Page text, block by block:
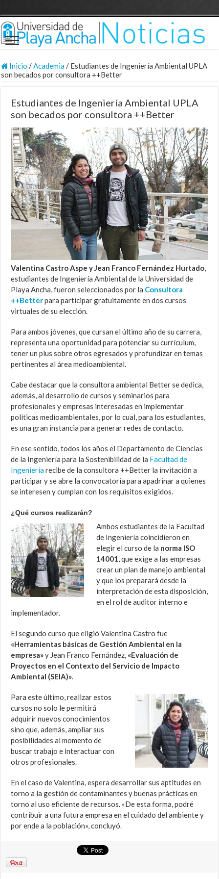
Inicio /Academia/ Estudiantes de Ingeniería Ambiental UPLA
son becados por consultora ++Better
Estudiantes de Ingeniería Ambiental UPLA
son becados por consultora ++Better
Valentina Castro Aspe y Jean Franco Fernández Hurtado
estudiantes de Ingeniería Ambiental de la Universidad de
Playa Ancha, fueron seleccionados por la Consultora
++Betterpara participar gratuitamente en dos cursos
virtuales de su elección.
Para ambos jóvenes, que cursan el último año de su carrera,
representa una oportunidad para potenciar su currículum,
tener un plus sobre otros egresados y profundizar en temas
pertinentes al área medioambiental.
Cabe destacar que la consultora ambiental Better se dedica,
además, al desarrollo de cursos y seminarios para
profesionales y empresas interesadas en implementar
políticas medioambientales, por lo cual, para los estudiantes,
es una gran instancia para generar redes de contacto.
En ese sentido, todos los años el Departamento de Ciencias
de la Ingeniería para la Sostenibilidad de la Facultad de
Ingenieríarecibe de la consultora ++Better la invitación a
participar y se abre la convocatoria para apadrinar a quienes
se interesen y cumplan con los requisitos exigidos.
¿Qué cursos realizarán?
Ambos estudiantes de la Facultad
de Ingeniería coincidieron en
elegir el curso de la norma ISO
14001 , que exige a las empresas
crear un plan de manejo ambiental
y que los preparará desde la
interpretación de esta disposición,
en el rol de auditor interno e
implementador.
El segundo curso que eligió Valentina Castro fue
«Herramientas básicas de Gestión Ambiental en la
empresa»y Jean Franco Fernández, «Evaluación de
Proyectos en el Contexto del Servicio de Impacto
Ambiental (SEIA)»
Para este último, realizar estos
cursos no solo le permitirá
adquirir nuevos conocimientos
sino que, además, ampliar sus
posibilidades al momento de
buscar trabajo e interactuar con
otros profesionales.
En el caso de Valentina, espera desarrollar sus aptitudes en
torno a la gestión de contaminantes y buenas prácticas en
torno al uso eficiente de recursos. «De esta forma, podré
contribuir a una futura empresa en el cuidado del ambiente y
por ende a la población», concluyó.